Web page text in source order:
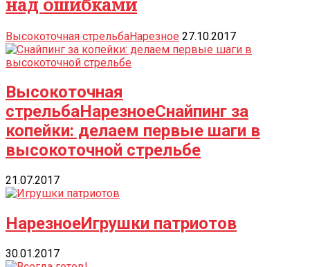
над ошибками
Высокоточная стрельбаНарезное 27.10.2017
Высокоточная
стрельбаНарезноеСнайпинг за
копейки: делаем первые шаги в
высокоточной стрельбе
21.07.2017
НарезноеИгрушки патриотов
30.01.2017